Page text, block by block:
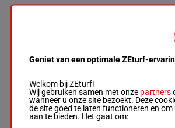
Svedberg
Qa
2140m1'16"5
TIMOTEJS
Geniet van een optimale ZEturf-
Welkom bij ZEturf!
Wij gebruiken samen met onze partners
wanneer u onze site bezoekt. Deze
de site goed te laten functioneren en om
aan te bieden. Het gaat om: